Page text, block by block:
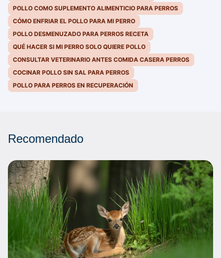
POLLO COMO SUPLEMENTO ALIMENTICIO PARA PERROS
CÓMO ENFRIAR EL POLLO PARA MI PERRO
POLLO DESMENUZADO PARA PERROS RECETA
QUÉ HACER SI MI PERRO SOLO QUIERE POLLO
CONSULTAR VETERINARIO ANTES COMIDA CASERA PERROS
COCINAR POLLO SIN SAL PARA PERROS
POLLO PARA PERROS EN RECUPERACIÓN
Recomendado